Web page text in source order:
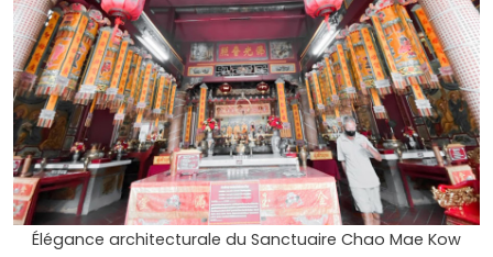
Élégance architecturale du Sanctuaire Chao Mae Kow